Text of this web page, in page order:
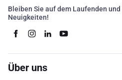
Bleiben Sie auf dem Laufenden
Neuigkeiten!
Über uns